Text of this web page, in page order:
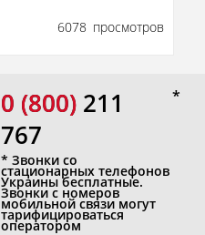
6078 просмотров
0 (800)
0 (800) 211
767
* Звонки со
стационарных телефонов
Украины бесплатные.
Звонки с номеров
мобильной связи могут
тарифицироваться
оператором